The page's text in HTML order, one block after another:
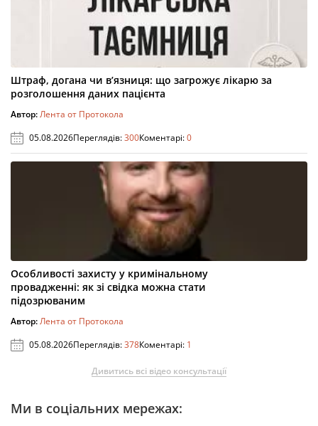
Штраф, догана чи в’язниця: що загрожує лікарю за
розголошення даних пацієнта
Автор:Лента от Протокола
05.08.2026Переглядів:300Коментарі:0
Особливості захисту у кримінальному
провадженні: як зі свідка можна стати
підозрюваним
Автор:Лента от Протокола
05.08.2026Переглядів:378Коментарі: 1
Дивитись всі відео консультації
Ми в соціальних мережах: